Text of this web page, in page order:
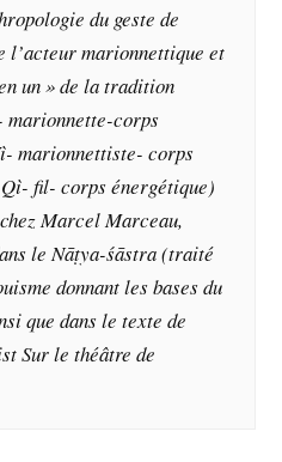
du geste de
l’acteur marionnettique et
un » de la tradition
marionnette-corps
marionnettiste- corps
fil- corps énergétique)
Marcel Marceau,
le Nāṭya-śāstra (traité
donnant les bases du
que dans le texte de
Sur le théâtre de